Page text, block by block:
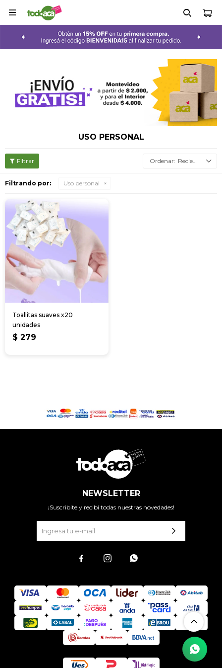

USO PERSONAL
Recientes
Filtrando por: Uso personal
Toallitas suaves x20
unidades
$ 279
NEWSLETTER
¡Suscribite y recibí todas nuestras novedades!
  